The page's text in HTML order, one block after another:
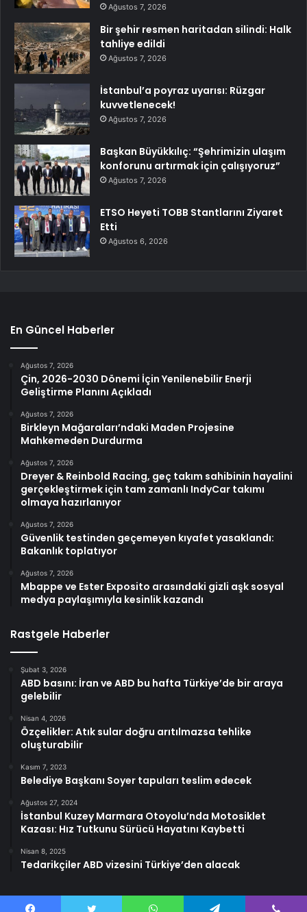
Ağustos 7, 2026
Bir şehir resmen haritadan silindi: Halk
tahliye edildi
Ağustos 7, 2026
İstanbul’a poyraz uyarısı: Rüzgar
kuvvetlenecek!
Ağustos 7, 2026
Başkan Büyükkılıç: “Şehrimizin ulaşım
konforunu artırmak için çalışıyoruz”
Ağustos 7, 2026
ETSO Heyeti TOBB Stantlarını Ziyaret
Etti
Ağustos 6, 2026
En Güncel Haberler
Ağustos 7, 2026
Çin, 2026-2030 Dönemi İçin Yenilenebilir Enerji
Geliştirme Planını Açıkladı
Ağustos 7, 2026
Birkleyn Mağaraları’ndaki Maden Projesine
Mahkemeden Durdurma
Ağustos 7, 2026
Dreyer & Reinbold Racing, geç takım sahibinin hayalini
gerçekleştirmek için tam zamanlı IndyCar takımı
olmaya hazırlanıyor
Ağustos 7, 2026
Güvenlik testinden geçemeyen kıyafet yasaklandı:
Bakanlık toplatıyor
Ağustos 7, 2026
Mbappe ve Ester Exposito arasındaki gizli aşk sosyal
medya paylaşımıyla kesinlik kazandı
Rastgele Haberler
Şubat 3, 2026
ABD basını: İran ve ABD bu hafta Türkiye’de bir araya
gelebilir
Nisan 4, 2026
Özçelikler: Atık sular doğru arıtılmazsa tehlike
oluşturabilir
Kasım 7, 2023
Belediye Başkanı Soyer tapuları teslim edecek
Ağustos 27, 2024
İstanbul Kuzey Marmara Otoyolu’nda Motosiklet
Kazası: Hız Tutkunu Sürücü Hayatını Kaybetti
Nisan 8, 2025
Tedarikçiler ABD vizesini Türkiye’den alacak